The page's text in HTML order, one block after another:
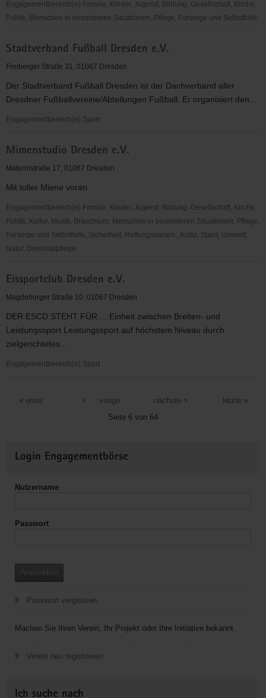
Sportakrobatik
Engagementbereich(e) Familie, Kinder, Jugend, Bildung, Gesellschaft, Kirche,
Politik, Menschen in besonderen Situationen, Pflege, Fürsorge und Selbsthilfe
e.V.
-
für
seelische
Gesundheit
Sachsen
Stadtverband Fußball Dresden e.V.
Freiberger Straße 31, 01067 Dresden
Der Stadtverband Fußball Dresden ist der Dachverband aller
Dresdner Fußballvereine/Abteilungen Fußball. Er organisiert den...
Engagementbereich(e) Sport
Fußball
Dresden
Mimenstudio Dresden e.V.
Maternistraße 17, 01067 Dresden
Mit toller Miene voran
Engagementbereich(e) Familie, Kinder, Jugend, Bildung, Gesellschaft, Kirche,
Politik, Kultur, Musik, Brauchtum, Menschen in besonderen Situationen, Pflege,
Fürsorge und Selbsthilfe, Sicherheit, Rettungswesen, Justiz, Sport, Umwelt,
Natur, Denkmalpflege
Dresden
e.V.
Eissportclub Dresden e.V.
Magdeburger Straße 10, 01067 Dresden
DER ESCD STEHT FÜR ... Einheit zwischen Breiten- und
Leistungssport Leistungssport auf höchstem Niveau durch
zielgerichtetes...
Engagementbereich(e) Sport
Dresden
erste
vorige
Seite 6 von 64
nächste letzte
Informationen
Login Engagementbörse
Nutzername
Passwort
Anmelden
Passwort vergessen
Machen Sie Ihren Verein, Ihr Projekt oder Ihre Initiative bekannt.
Verein neu registrieren
Ich suche nach